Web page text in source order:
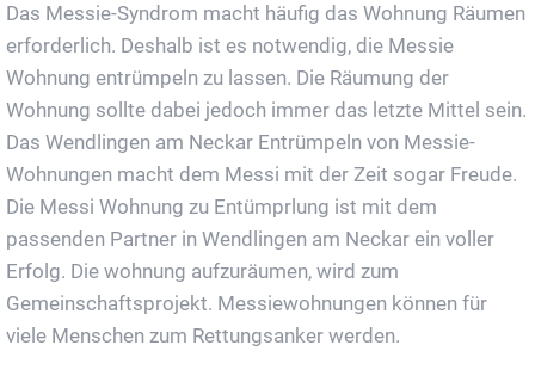
Das Messie-Syndrom macht häufig das Wohnung Räumen
erforderlich. Deshalb ist es notwendig, die Messie
Wohnung entrümpeln zu lassen. Die Räumung der
Wohnung sollte dabei jedoch immer das letzte Mittel sein.
Das Wendlingen am Neckar Entrümpeln von Messie-
Wohnungen macht dem Messi mit der Zeit sogar Freude.
Die Messi Wohnung zu Entümprlung ist mit dem
passenden Partner in Wendlingen am Neckar ein voller
Erfolg. Die wohnung aufzuräumen, wird zum
Gemeinschaftsprojekt. Messiewohnungen können für
viele Menschen zum Rettungsanker werden.